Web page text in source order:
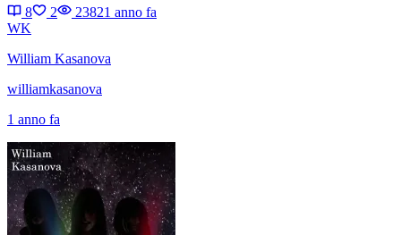
8 2 23821 anno fa
WK
William Kasanova
williamkasanova
1 anno fa